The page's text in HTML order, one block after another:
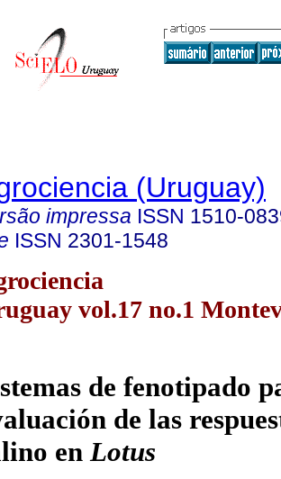
(Uruguay)
impressa ISSN 1510-
ISSN 2301-1548
vol.17 no.1
de fenotipado
de las
enLotus